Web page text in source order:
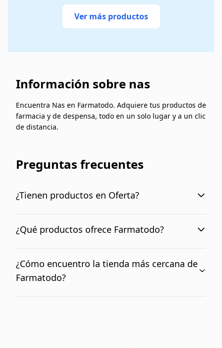
Ver más productos
Información sobre nas
Encuentra Nas en Farmatodo. Adquiere tus productos de
farmacia y de despensa, todo en un solo lugar y a un clic
de distancia.
Preguntas frecuentes
¿Tienen productos en Oferta?
encontrar todos los productos que tenemos en
ofertas.
¿Qué productos ofrece Farmatodo?
productos de despensa como tortillas, gaseosas y
mucho más. Es decir, que puedes adquirir todo en
un solo lugar y a un clic de distancia.
¿Cómo encuentro la tienda más cercana de
Farmatodo?